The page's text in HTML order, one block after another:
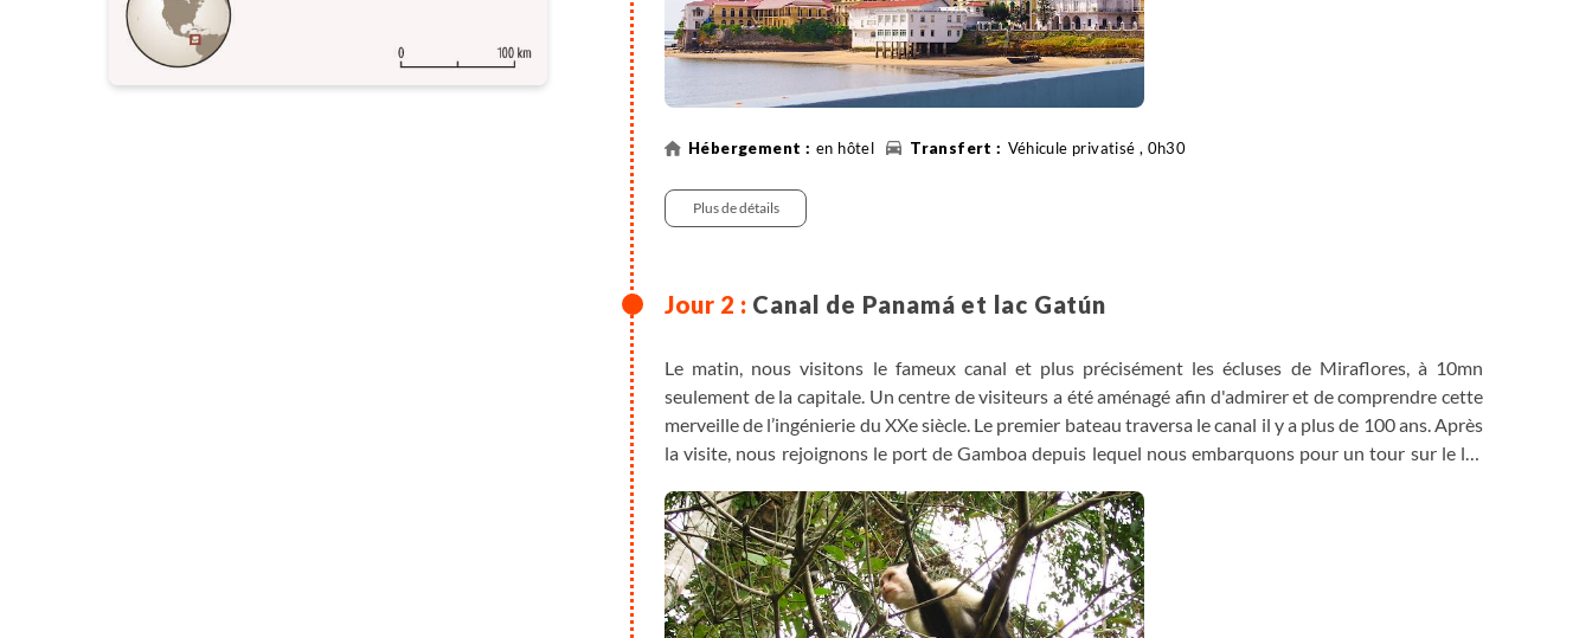
en hôtel Véhicule privatisé , 0h30
Plus de détails
Canal de Panamá et lac Gatún
Le matin, nous visitons le fameux canal et plus précisément les écluses de Miraflores, à 10mn
seulement de la capitale. Un centre de visiteurs a été aménagé afin d'admirer et de comprendre cette
merveille de l’ingénierie du XXe siècle. Le premier bateau traversa le canal il y a plus de 100 ans. Après
la visite, nous rejoignons le port de Gamboa depuis lequel nous embarquons pour un tour sur le lac
marché local et visite du Casco Antiguo, le quartier colonial de la ville, à vélo. Avec ses graffitis et ses
monuments historiques, il se démarque de la capitale moderne.
Petit déjeuner et déjeuner inclus, dîner libre.